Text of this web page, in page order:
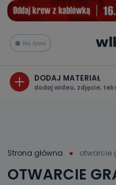
Na żywo
DODAJ MATERIAŁ
dodaj wideo, zdjęcie,
Strona główna otwarcie
OTWARCIE